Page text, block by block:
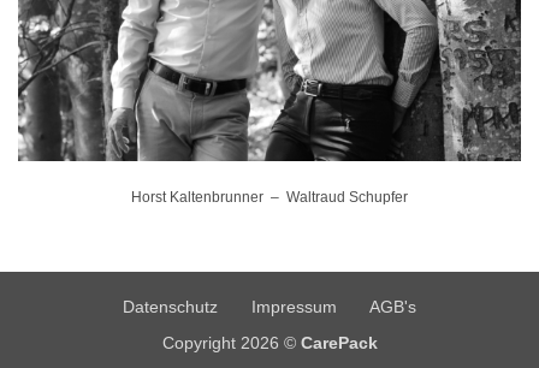
Horst Kaltenbrunner – Waltraud Schupfer
Datenschutz Impressum
AGB's
Copyright 2026 © CarePack